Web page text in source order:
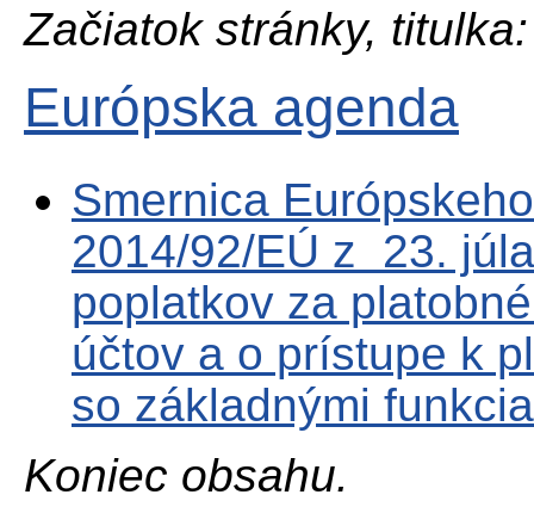
Začiatok stránky, titulka:
Európska agenda
Smernica
2014/92/EÚ z 23.
poplatkov za
účtov a o prístupe k
so základnými
Koniec obsahu.